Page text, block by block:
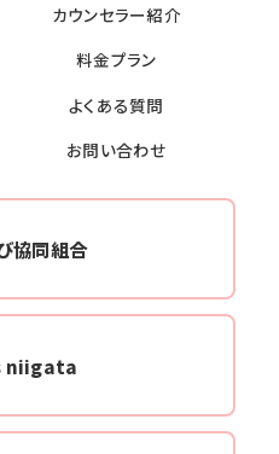
カウンセラー紹介
料金プラン
よくある質問
お問い合わせ
協同組合
niigata